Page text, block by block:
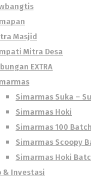
Masjid
Mitra Desa
EXTRA
Simarmas Suka –
Simarmas Hoki
Simarmas 100
Simarmas Scoopy
Simarmas Hoki
& Investasi